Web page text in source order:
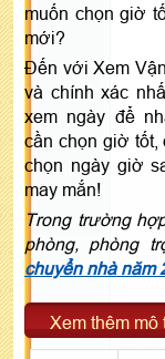
muốn chọn giờ
mới?
Đến với Xem
và chính xác
xem ngày để
cần chọn giờ tốt,
chọn ngày giờ
may mắn!
Trong trường
phòng, phòng
chuyển nhà năm
Xem thêm mô